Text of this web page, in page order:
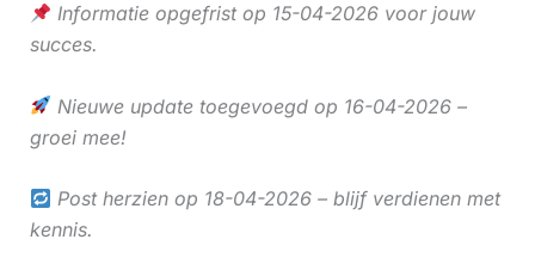
Informatie opgefrist op 15-04-2026 voor jouw
succes.
Nieuwe update toegevoegd op 16-04-2026 –
groei mee!
Post herzien op 18-04-2026 – blijf verdienen met
kennis.